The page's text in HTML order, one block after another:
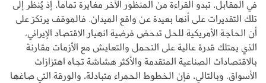
في المقابل، تبدو القراءة من المنظور الآخر مغايرة تماماً، إذ يُنظر إلى
تلك التقديرات على أنها بعيدة عن واقع الميدان. فالموقف يرتكز على
أن الحاجة الأمريكية للحل تدحض فرضية انهيار الاقتصاد الإيراني،
الذي يمتلك قدرة عالية على التحمل والتعايش مع الأزمات مقارنة
بالاقتصادات الصناعية المتقدمة والأكثر هشاشة تجاه اهتزازات
الأسواق. وبالتالي، فإن الخطوط الحمراء متبادلة، والورقة التي صاغها